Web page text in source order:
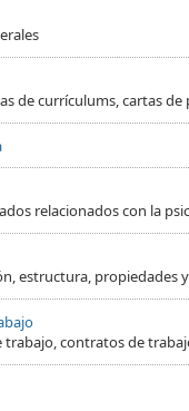
de currículums, cartas
relacionados con la
estructura, propiedades
contratos de